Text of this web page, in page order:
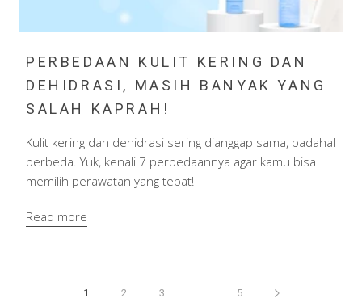
PERBEDAAN KULIT KERING DAN
DEHIDRASI, MASIH BANYAK YANG
SALAH KAPRAH!
Kulit kering dan dehidrasi sering dianggap sama, padahal
berbeda. Yuk, kenali 7 perbedaannya agar kamu bisa
memilih perawatan yang tepat!
Read more
1 2 3 5